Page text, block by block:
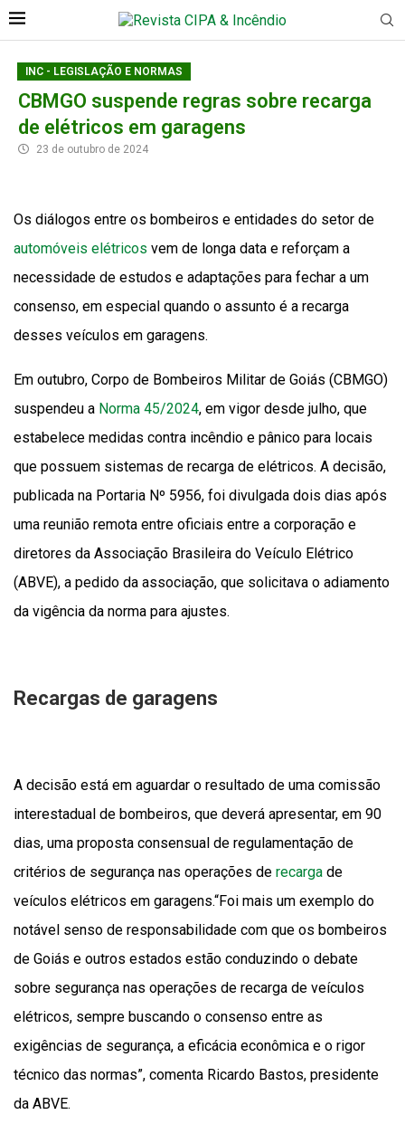
INC - LEGISLAÇÃO E NORMAS
CBMGO suspende regras sobre recarga
de elétricos em garagens
23 de outubro de 2024
Os diálogos entre os bombeiros e entidades do setor de
automóveis elétricos vem de longa data e reforçam a
necessidade de estudos e adaptações para fechar a um
consenso, em especial quando o assunto é a recarga
desses veículos em garagens.
Em outubro, Corpo de Bombeiros Militar de Goiás (CBMGO)
suspendeu a Norma 45/2024, em vigor desde julho, que
estabelece medidas contra incêndio e pânico para locais
que possuem sistemas de recarga de elétricos. A decisão,
publicada na Portaria Nº 5956, foi divulgada dois dias após
uma reunião remota entre oficiais entre a corporação e
diretores da Associação Brasileira do Veículo Elétrico
(ABVE), a pedido da associação, que solicitava o adiamento
da vigência da norma para ajustes.
Recargas de garagens
A decisão está em aguardar o resultado de uma comissão
interestadual de bombeiros, que deverá apresentar, em 90
dias, uma proposta consensual de regulamentação de
critérios de segurança nas operações de recarga de
veículos elétricos em garagens.“Foi mais um exemplo do
notável senso de responsabilidade com que os bombeiros
de Goiás e outros estados estão conduzindo o debate
sobre segurança nas operações de recarga de veículos
elétricos, sempre buscando o consenso entre as
exigências de segurança, a eficácia econômica e o rigor
técnico das normas”, comenta Ricardo Bastos, presidente
da ABVE.